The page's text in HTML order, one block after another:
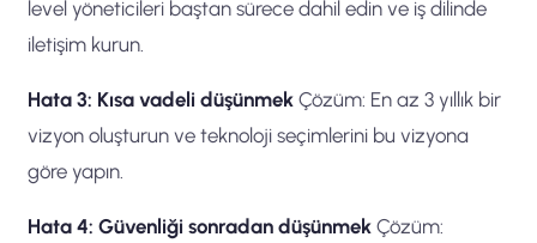
level yöneticileri baştan sürece dahil edin ve iş dilinde
iletişim kurun.
Hata 3: Kısa vadeli düşünmek Çözüm: En az 3 yıllık bir
vizyon oluşturun ve teknoloji seçimlerini bu vizyona
göre yapın.
Hata 4: Güvenliği sonradan düşünmek Çözüm: